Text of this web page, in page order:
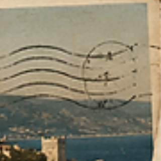
hatırlıyor musun? Kavurucu güneşi, çeşme